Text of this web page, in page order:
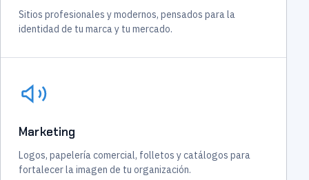
Sitios profesionales y modernos, pensados para la
identidad de tu marca y tu mercado.
Marketing
Logos, papelería comercial, folletos y catálogos para
fortalecer la imagen de tu organización.